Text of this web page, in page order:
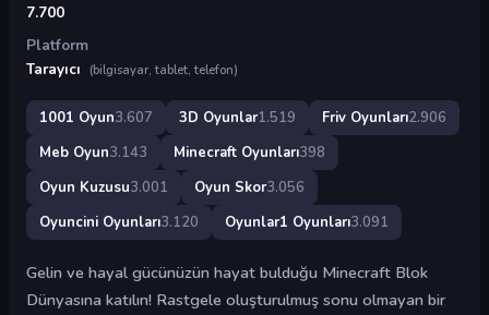
7.700
Platform
Tarayıcı
(bilgisayar, tablet, telefon)
1001 Oyun3.607 3D Oyunlar1.519 Friv Oyunları2.906
Meb Oyun3.143 Minecraft Oyunları398
Oyun Kuzusu3.001 Oyun Skor3.056
Oyuncini Oyunları3.120 Oyunlar1 Oyunları3.091
Gelin ve hayal gücünüzün hayat bulduğu Minecraft Blok
Dünyasına katılın! Rastgele oluşturulmuş sonu olmayan bir